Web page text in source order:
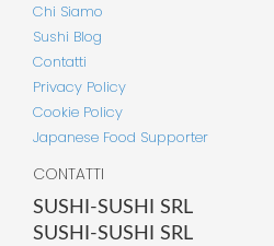
Chi Siamo
Sushi Blog
Contatti
Privacy Policy
Cookie Policy
Japanese Food Supporter
CONTATTI
SUSHI-SUSHI SRL
SUSHI-SUSHI SRL